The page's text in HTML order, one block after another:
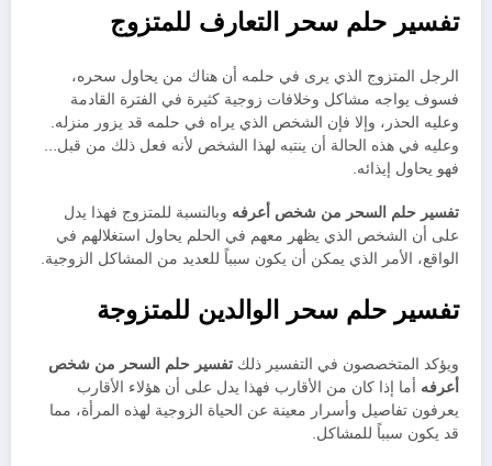
تفسير حلم سحر التعارف للمتزوج
الرجل المتزوج الذي يرى في حلمه أن هناك من يحاول سحره،
فسوف يواجه مشاكل وخلافات زوجية كثيرة في الفترة القادمة
وعليه الحذر، وإلا فإن الشخص الذي يراه في حلمه قد يزور منزله.
وعليه في هذه الحالة أن ينتبه لهذا الشخص لأنه فعل ذلك من قبل…
فهو يحاول إيذائه.
تفسير حلم السحر من شخص أعرفه وبالنسبة للمتزوج فهذا يدل
على أن الشخص الذي يظهر معهم في الحلم يحاول استغلالهم في
الواقع، الأمر الذي يمكن أن يكون سبباً للعديد من المشاكل الزوجية.
تفسير حلم سحر الوالدين للمتزوجة
ويؤكد المتخصصون في التفسير ذلك تفسير حلم السحر من شخص
أعرفه أما إذا كان من الأقارب فهذا يدل على أن هؤلاء الأقارب
يعرفون تفاصيل وأسرار معينة عن الحياة الزوجية لهذه المرأة، مما
قد يكون سبباً للمشاكل.